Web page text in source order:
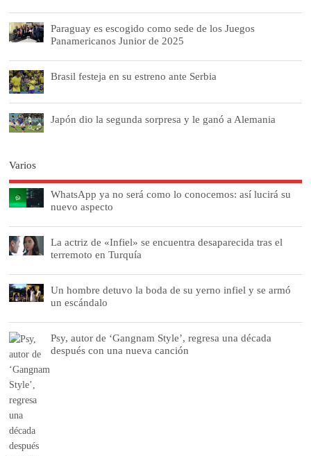
Paraguay es escogido como sede de los Juegos
Panamericanos Junior de 2025
Brasil festeja en su estreno ante Serbia
Japón dio la segunda sorpresa y le ganó a Alemania
Varios
WhatsApp ya no será como lo conocemos: así lucirá su
nuevo aspecto
La actriz de «Infiel» se encuentra desaparecida tras el
terremoto en Turquía
Un hombre detuvo la boda de su yerno infiel y se armó
un escándalo
Psy, autor de ‘Gangnam Style’, regresa una década
después con una nueva canción